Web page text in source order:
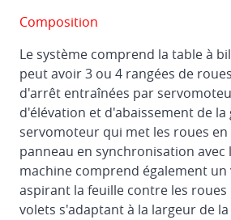
Composition
Le système comprend la table à
peut avoir 3 ou 4 rangées de
d'arrêt entraînées par
d'élévation et d'abaissement de
servomoteur qui met les roues en
panneau en synchronisation avec
machine comprend également
aspirant la feuille contre les
volets s'adaptant à la largeur de